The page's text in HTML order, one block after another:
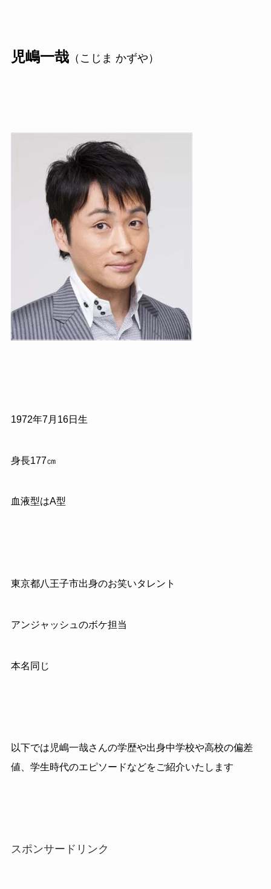
児嶋一哉（こじま かずや）
1972年7月 16日生
身長177㎝
血液型はA型
東京都八王子市出身のお笑いタレント
アンジャッシュのボケ担当
本名同じ
以下では児嶋一哉さんの学歴や出身中学校や高校の偏差
値、学生時代のエピソードなどをご紹介いたします
スポンサードリンク